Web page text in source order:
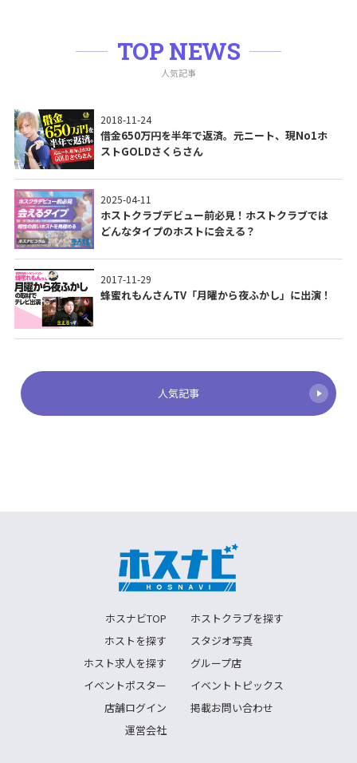
TOP NEWS
人気記事
2018-11-24
借金650万円を半年で返済。元ニート、現No1ホ
ストGOLDさくらさん
2025-04-11
ホストクラブデビュー前必見！ホストクラブでは
どんなタイプのホストに会える？
2017-11-29
蜂蜜れもんさんTV「月曜から夜ふかし」に出演！
人気記事
ホスナビTOP
ホストクラブを探す
ホストを探す
スタジオ写真
ホスト求人を探す
グループ店
イベントポスター
イベントトピックス
店舗ログイン
掲載お問い合わせ
運営会社